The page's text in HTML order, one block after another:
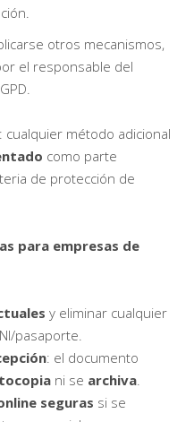
otros mecanismos,
el responsable del
cualquier método adicional
como parte
de protección de
para empresas de
y eliminar cualquier
pasaporte.
: el documento
ni se archiva
seguras si se